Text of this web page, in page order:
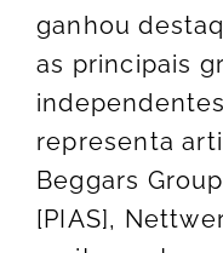
ganhou
as principais
representa
Beggars
[PIAS],